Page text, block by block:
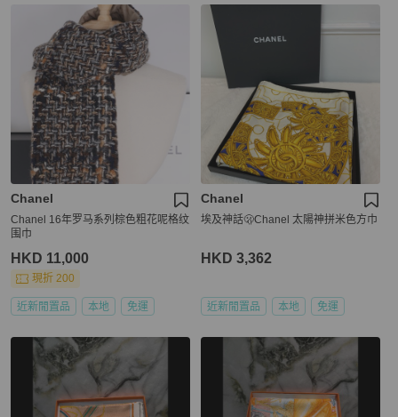
Chanel
Chanel 16年罗马系列棕色粗花呢格纹
围巾
HKD 11,000
現折 200
近新閒置品 本地 免運
Chanel
埃及神話🫢Chanel 太陽神拼米色方巾
HKD 3,362
近新閒置品 本地 免運